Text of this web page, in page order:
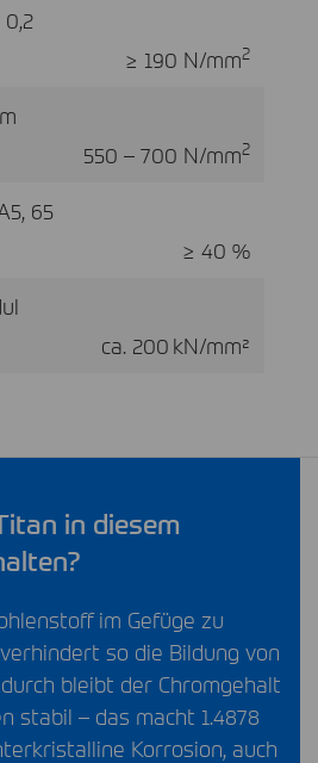
≥ 190 N/mm2
550 – 700 N/mm2
65
≥ 40 %
ca. 200 kN/mm²
in diesem
im Gefüge zu
so die Bildung von
bleibt der Chromgehalt
stabil – das macht 1.4878
Korrosion, auch